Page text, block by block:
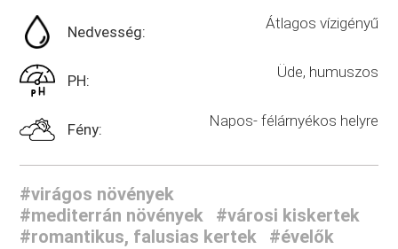
Nedvesség: Átlagos vízigényű
PH: Üde, humuszos
Fény: Napos- félárnyékos helyre
#virágos növények
#mediterrán növények
#városi kiskertek
#romantikus, falusias kertek
#évelők